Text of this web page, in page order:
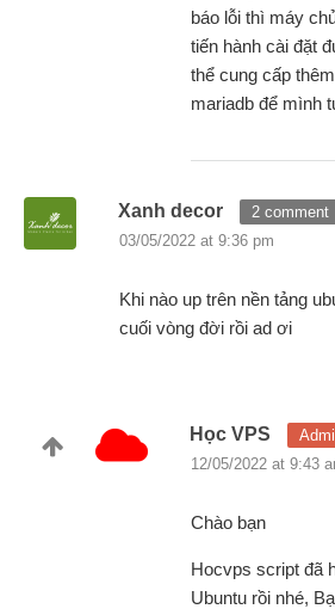
báo lỗi thì máy
tiến hành cài đặt
thể cung cấp
mariadb để mình
Xanh decor
2 comment
03/05/2022 at 9:36 pm
Khi nào up trên nền tảng
cuối vòng đời rồi ad ơi
Học VPS
12/05/2022 at 9:43
Chào bạn
Hocvps script đã
Ubuntu rồi nhé,